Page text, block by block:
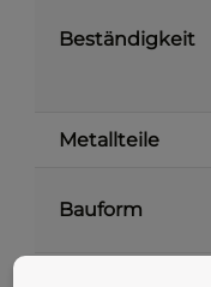
Beständigkeit
Metallteile
Bauform